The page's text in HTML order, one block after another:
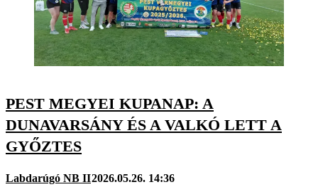
PEST MEGYEI KUPANAP: A
DUNAVARSÁNY ÉS A VALKÓ LETT A
GYŐZTES
Labdarúgó NB II2026.05.26. 14:36